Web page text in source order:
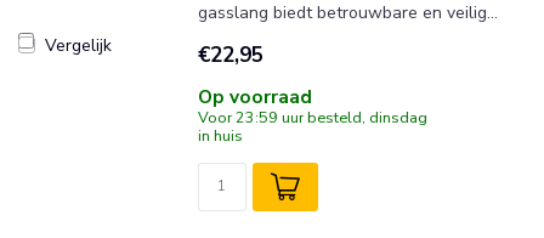
Vergelijk
gasslang biedt betrouwbare en veilig...
€22,95
Op voorraad
Voor 23:59 uur besteld, dinsdag
in huis